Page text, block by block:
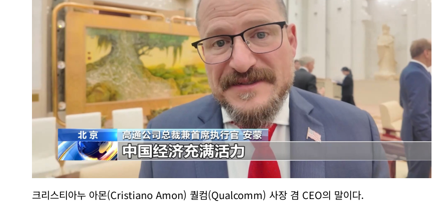
크리스티아누 아몬(Cristiano Amon) 퀄컴(Qualcomm) 사장 겸 CEO의 말이다.